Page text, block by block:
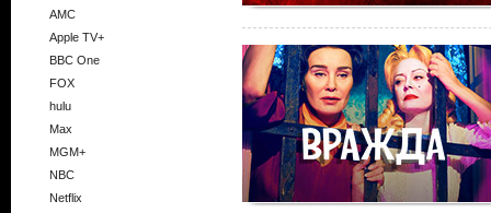
AMC
Apple TV+
BBC One
FOX
hulu
Max
MGM+
NBC
Netflix